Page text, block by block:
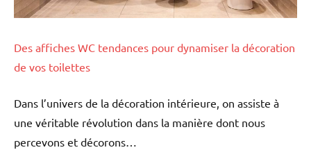
Des affiches WC tendances pour dynamiser la décoration
de vos toilettes
Dans l’univers de la décoration intérieure, on assiste à
une véritable révolution dans la manière dont nous
percevons et décorons…